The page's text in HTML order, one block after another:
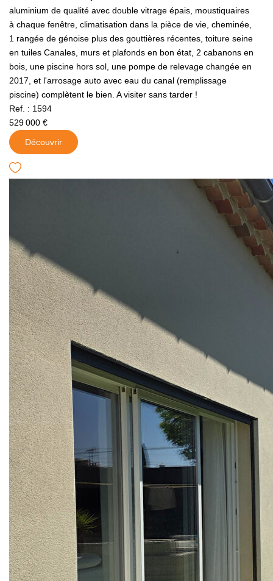
aluminium de qualité avec double vitrage épais, moustiquaires
à chaque fenêtre, climatisation dans la pièce de vie, cheminée,
1 rangée de génoise plus des gouttières récentes, toiture seine
en tuiles Canales, murs et plafonds en bon état, 2 cabanons en
bois, une piscine hors sol, une pompe de relevage changée en
2017, et l'arrosage auto avec eau du canal (remplissage
piscine) complètent le bien. A visiter sans tarder !
Ref. : 1594
529 000 €
Découvrir